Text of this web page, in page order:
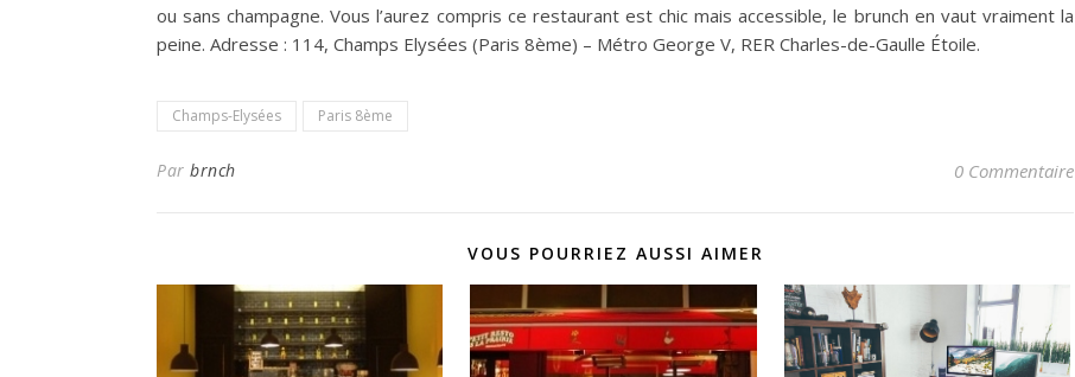
ou sans champagne. Vous l’aurez compris ce restaurant est chic mais accessible, le brunch en vaut vraiment la
peine. Adresse : 114, Champs Elysées (Paris 8ème) – Métro George V, RER Charles-de-Gaulle Étoile.
Champs-Elysées Paris 8ème
Par brnch 0 Commentaire
VOUS POURRIEZ AUSSI AIMER